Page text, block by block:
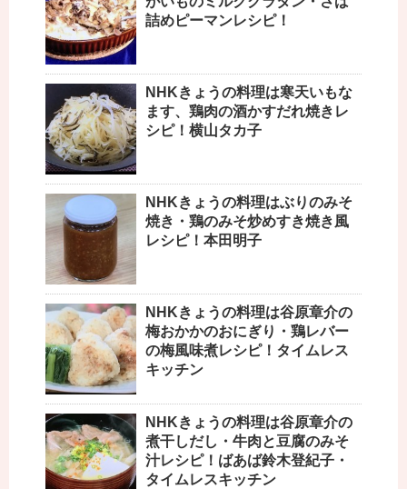
詰めピーマンレシピ！
NHKきょうの料理は寒天いもな
ます、鶏肉の酒かすだれ焼きレ
シピ！横山タカ子
NHKきょうの料理はぶりのみそ
焼き・鶏のみそ炒めすき焼き風
レシピ！本田明子
NHKきょうの料理は谷原章介の
梅おかかのおにぎり・鶏レバー
の梅風味煮レシピ！タイムレス
キッチン
NHKきょうの料理は谷原章介の
煮干しだし・牛肉と豆腐のみそ
汁レシピ！ばあば鈴木登紀子・
タイムレスキッチン